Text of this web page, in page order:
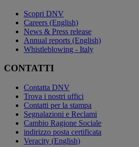
Scopri DNV
Careers (English)
News & Press release
Annual reports (English)
Whistleblowing - Italy
CONTATTI
Contatta DNV
Trova i nostri uffici
Contatti per la stampa
Segnalazioni e Reclami
Cambio Ragione Sociale
indirizzo posta certificata
Veracity (English)